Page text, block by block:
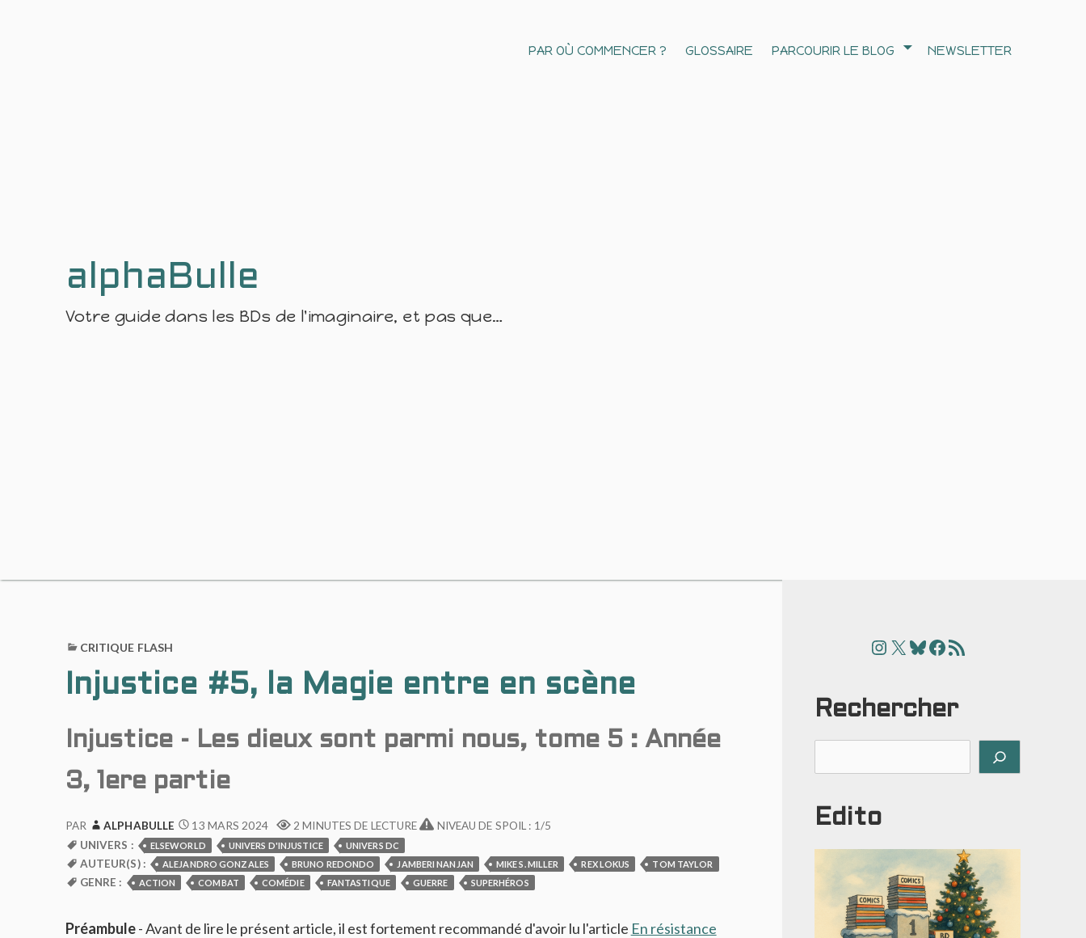
alphaBulle
Votre guide dans les BDs de l'imaginaire, et pas que…
PAR OÙ COMMENCER ? GLOSSAIRE PARCOURIR LE BLOG NEWSLETTER
CRITIQUE FLASH
Injustice #5, la Magie entre en scène
Injustice - Les dieux sont parmi nous, tome 5 : Année
3, 1ere partie
PAR ALPHABULLE 13 MARS 2024 2 MINUTES DE LECTURE
NIVEAU DE SPOIL : 1/5
UNIVERS :
ELSEWORLD UNIVERS D'INJUSTICE UNIVERS DC
AUTEUR(S) : ALEJANDRO GONZALES BRUNO REDONDO JAMBERI NANJAN MIKE S. MILLER REX LOKUS TOM TAYLOR
GENRE : ACTION COMBAT COMÉDIE FANTASTIQUE GUERRE SUPERHÉROS
Préambule- Avant de lire le présent article, il est fortement recommandé d'avoir lu l'article En résistance
Instagram
X Bluesky
Facebook
Articles
Rechercher
Edito